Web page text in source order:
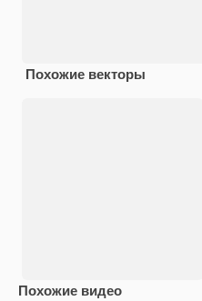
Похожие векторы
Похожие видео